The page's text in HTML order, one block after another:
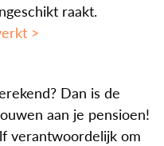
raakt.
>
Dan is de
aan je pensioen!
verantwoordelijk om